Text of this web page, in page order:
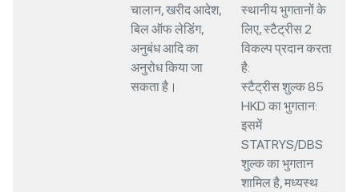
चालान, खरीद आदेश,
बिल ऑफ लेडिंग,
अनुबंध आदि का
अनुरोध किया जा
सकता है।
स्थानीय भुगतानों के
लिए, स्टैट्रीस 2
विकल्प प्रदान करता
है:
स्टैट्रीस शुल्क 85
HKD का भुगतान:
इसमें
STATRYS/DBS
शुल्क का भुगतान
शामिल है, मध्यस्थ